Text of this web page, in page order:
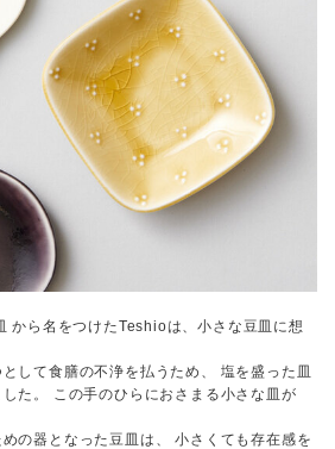
から名をつけたTeshioは、小さな豆皿に想
して食膳の不浄を払うため、 塩を盛った皿
た。 この手のひらにおさまる小さな皿が
の器となった豆皿は、 小さくても存在感を